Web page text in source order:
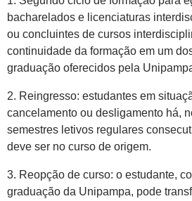
bacharelados e licenciaturas
ou concluintes de cursos
continuidade da formação em um
graduação oferecidos pela
2. Reingresso: estudantes em
cancelamento ou desligamento há,
semestres letivos regulares
deve ser no curso de origem.
3. Reopção de curso: o estudante,
graduação da Unipampa, pode